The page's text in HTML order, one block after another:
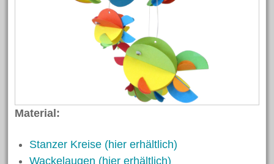
Material:
Stanzer Kreise (hier erhältlich)
Wackelaugen (hier erhältlich)